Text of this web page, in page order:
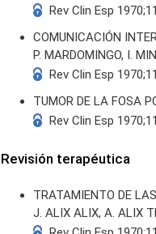
Rev Clin Esp
COMUNICACIÓN
P. MARDOMINGO, I.
Rev Clin Esp
TUMOR DE LA FOSA
Rev Clin Esp
Revisión terapéutica
TRATAMIENTO DE
J. ALIX ALIX, A. ALIX